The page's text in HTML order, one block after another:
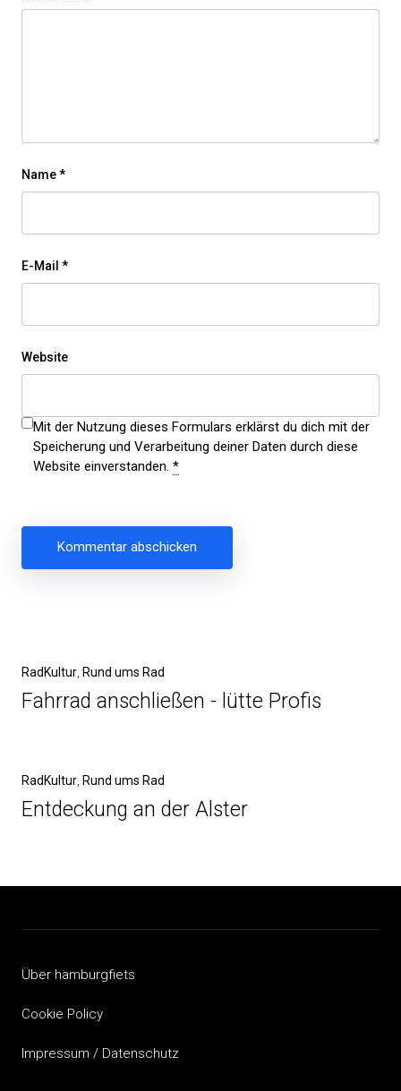
Name*
E-Mail *
Website
Mit der Nutzung dieses Formulars erklärst du dich mit der
Speicherung und Verarbeitung deiner Daten durch diese
Website einverstanden. *
Vorheriger
Beitrag
RadKultur Rund ums Rad
Fahrrad anschließen - lütte Profis
Nächster
Beitrag
RadKultur Rund ums Rad
Entdeckung an der Alster
Über hamburgfiets
Cookie Policy
Impressum / Datenschutz